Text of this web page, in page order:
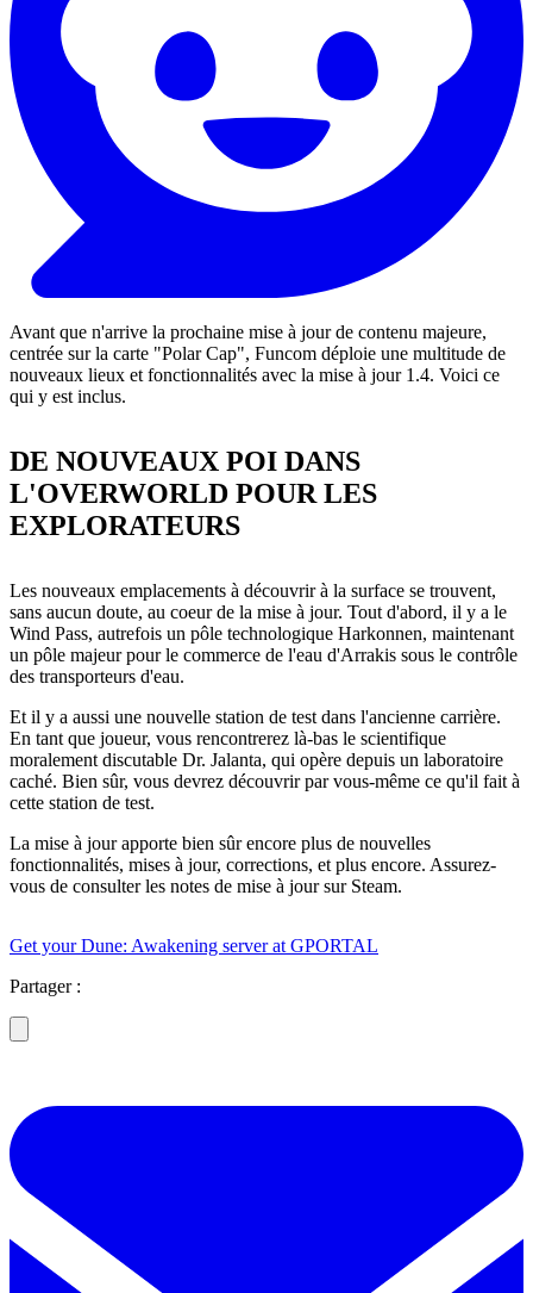
Avant que n'arrive la prochaine mise à jour de contenu majeure,
centrée sur la carte "Polar Cap", Funcom déploie une multitude de
nouveaux lieux et fonctionnalités avec la mise à jour 1.4. Voici ce
qui y est inclus.
DE NOUVEAUX POI DANS
L'OVERWORLD POUR LES
EXPLORATEURS
Les nouveaux emplacements à découvrir à la surface se trouvent,
sans aucun doute, au coeur de la mise à jour. Tout d'abord, il y a le
Wind Pass, autrefois un pôle technologique Harkonnen, maintenant
un pôle majeur pour le commerce de l'eau d'Arrakis sous le contrôle
des transporteurs d'eau.
Et il y a aussi une nouvelle station de test dans l'ancienne carrière.
En tant que joueur, vous rencontrerez là-bas le scientifique
moralement discutable Dr. Jalanta, qui opère depuis un laboratoire
caché. Bien sûr, vous devrez découvrir par vous-même ce qu'il fait à
cette station de test.
La mise à jour apporte bien sûr encore plus de nouvelles
fonctionnalités, mises à jour, corrections, et plus encore. Assurez-
vous de consulter les notes de mise à jour sur Steam.
Get your Dune: Awakening server at GPORTAL
Partager :